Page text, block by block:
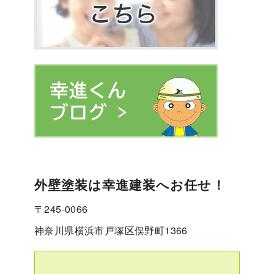
外壁塗装は幸進建装へお任せ！
〒245-0066
神奈川県横浜市戸塚区俣野町1366